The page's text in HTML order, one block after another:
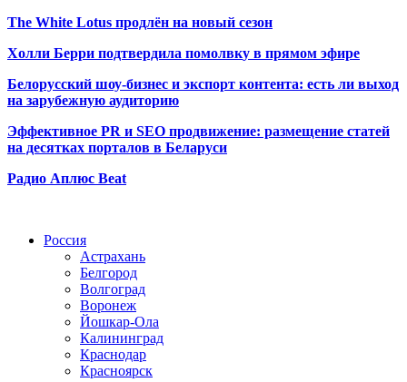
The White Lotus продлён на новый сезон
Холли Берри подтвердила помолвку в прямом эфире
Белорусский шоу-бизнес и экспорт контента: есть ли выход
на зарубежную аудиторию
Эффективное PR и SEO продвижение: размещение статей
на десятках порталов в Беларуси
Радио Аплюс Beat
Россия
Астрахань
Белгород
Волгоград
Воронеж
Йошкар-Ола
Калининград
Краснодар
Красноярск